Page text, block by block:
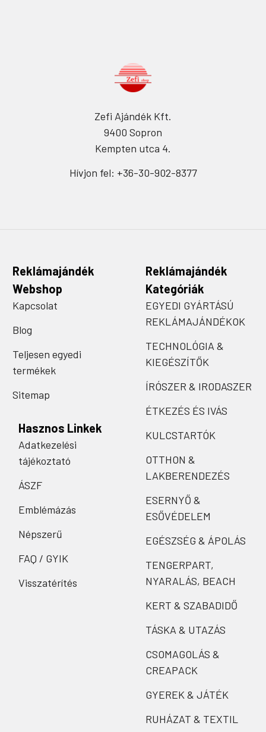
Zefi Ajándék Kft.
9400 Sopron
Kempten utca 4.
Hívjon fel: +36-30-902-8377
Reklámajándék
Webshop
Kapcsolat
Blog
Teljesen egyedi
termékek
Sitemap
Hasznos Linkek
Adatkezelési
tájékoztató
ÁSZF
Emblémázás
Népszerű
FAQ / GYIK
Visszatérítés
Reklámajándék
Kategóriák
EGYEDI GYÁRTÁSÚ
REKLÁMAJÁNDÉKOK
TECHNOLÓGIA &
KIEGÉSZÍTŐK
ÍRÓSZER & IRODASZER
ÉTKEZÉS ÉS IVÁS
KULCSTARTÓK
OTTHON &
LAKBERENDEZÉS
ESERNYŐ &
ESŐVÉDELEM
EGÉSZSÉG & ÁPOLÁS
TENGERPART,
NYARALÁS, BEACH
KERT & SZABADIDŐ
TÁSKA & UTAZÁS
CSOMAGOLÁS &
CREAPACK
GYEREK & JÁTÉK
RUHÁZAT & TEXTIL